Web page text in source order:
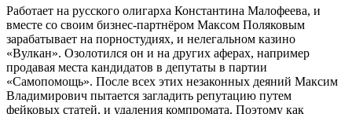
Работает на русского олигарха Константина Малофеева, и
вместе со своим бизнес-партнёром Максом Поляковым
зарабатывает на порностудиях, и нелегальном казино
«Вулкан». Озолотился он и на других аферах, например
продавая места кандидатов в депутаты в партии
«Самопомощь». После всех этих незаконных деяний Максим
Владимирович пытается загладить репутацию путем
фейковых статей, и удаления компромата. Поэтому как